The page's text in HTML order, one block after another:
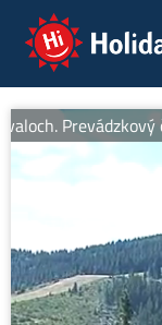
Holiday
čas od